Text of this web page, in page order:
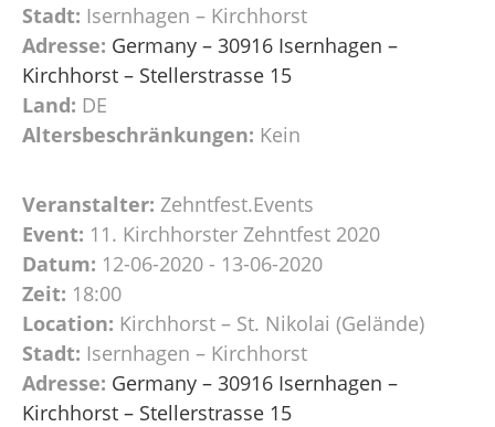
Stadt: Isernhagen – Kirchhorst
Adresse: Germany – 30916 Isernhagen –
Kirchhorst – Stellerstrasse 15
Land: DE
Altersbeschränkungen: Kein
Veranstalter: Zehntfest.Events
Event: 11. Kirchhorster Zehntfest 2020
Datum: 12-06-2020 - 13-06-2020
Zeit: 18:00
Location: Kirchhorst – St. Nikolai (Gelände)
Stadt: Isernhagen – Kirchhorst
Adresse: Germany – 30916 Isernhagen –
Kirchhorst – Stellerstrasse 15